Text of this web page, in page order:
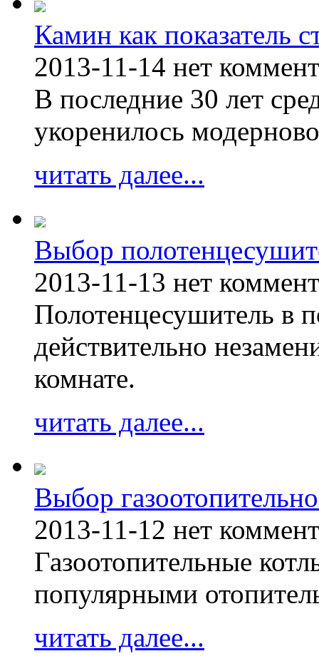
Камин как показатель
2013-11-14 нет
В последние 30 лет
укоренилось
читать далее...
Выбор
2013-11-13 нет
Полотенцесушитель в
действительно
комнате.
читать далее...
Выбор
2013-11-12 нет
Газоотопительные
популярными
читать далее...